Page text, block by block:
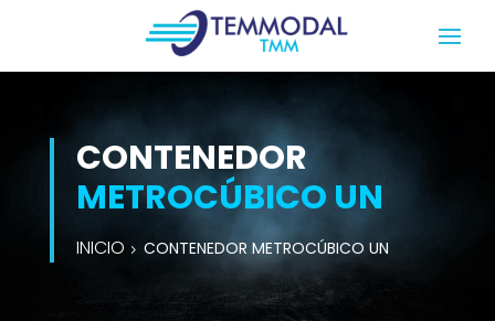
CONTENEDOR
METROCÚBICO UN
INICIO CONTENEDOR METROCÚBICO UN